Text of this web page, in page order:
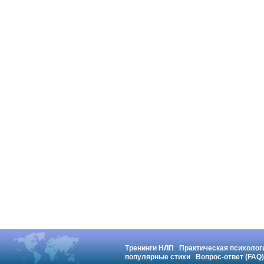
Тренинги НЛП
Практическая
популярные стихи
Вопрос-ответ (FAQ)